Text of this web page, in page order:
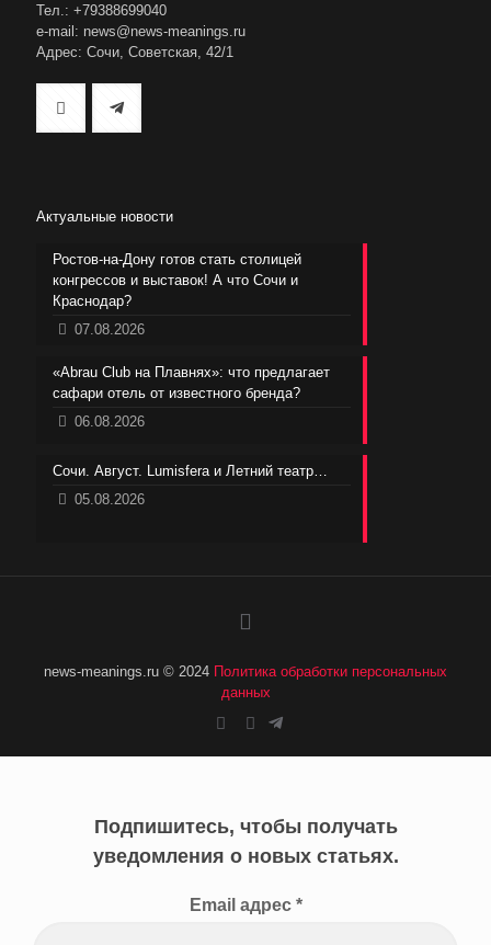
Тел.: +79388699040
e-mail: news@news-meanings.ru
Адрес: Сочи, Советская, 42/1
Актуальные новости
Ростов-на-Дону готов стать столицей
конгрессов и выставок! А что Сочи и
Краснодар?
07.08.2026
«Abrau Club на Плавнях»: что предлагает
сафари отель от известного бренда?
06.08.2026
Сочи. Август. Lumisfera и Летний театр…
05.08.2026
news-meanings.ru © 2024 Политика обработки персональных
данных
Подпишитесь, чтобы получать
уведомления о новых статьях.
Email адрес *